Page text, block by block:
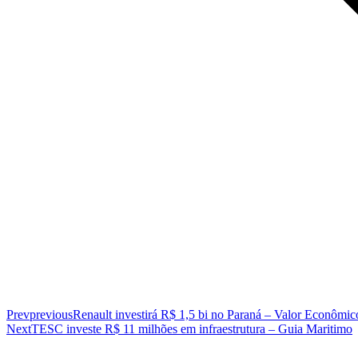
PrevpreviousRenault investirá R$ 1,5 bi no Paraná – Valor
NextTESC investe R$ 11 milhões em infraestrutura – Guia Maritimo